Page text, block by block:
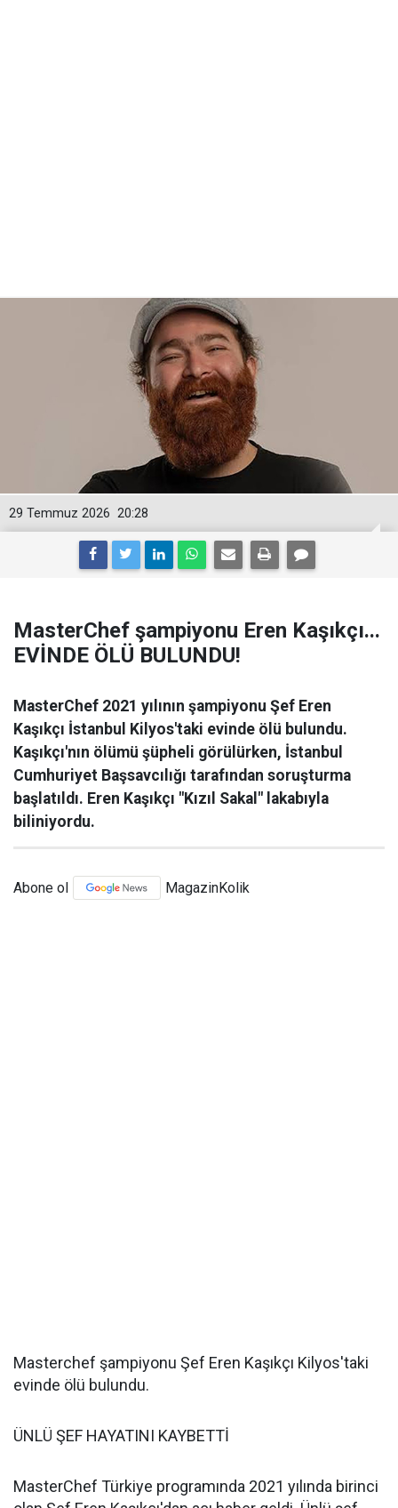
20:28
29 Temmuz 2026
MasterChef şampiyonu Eren Kaşıkçı...
EVİNDE ÖLÜ BULUNDU!
MasterChef 2021 yılının şampiyonu Şef Eren
Kaşıkçı İstanbul Kilyos'taki evinde ölü bulundu.
Kaşıkçı'nın ölümü şüpheli görülürken, İstanbul
Cumhuriyet Başsavcılığı tarafından soruşturma
başlatıldı. Eren Kaşıkçı "Kızıl Sakal" lakabıyla
biliniyordu.
Abone ol MagazinKolik
Masterchef şampiyonu Şef Eren Kaşıkçı Kilyos'taki
evinde ölü bulundu.
ÜNLÜ ŞEF HAYATINI KAYBETTİ
MasterChef Türkiye programında 2021 yılında birinci